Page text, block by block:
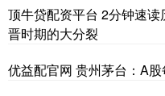
顶牛贷配资平台 2分钟速
晋时期的大分裂
优益配官网 贵州茅台：A